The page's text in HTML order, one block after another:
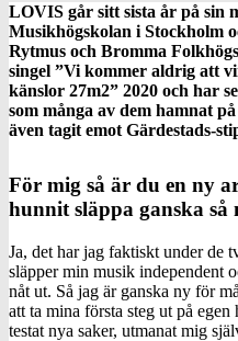
LOVIS går sitt sista år på sin
Musikhögskolan i Stockholm
Rytmus och Bromma
singel ”Vi kommer aldrig att
känslor 27m2” 2020 och har
som många av dem hamnat
även tagit emot Gärdestads-
För mig så är du en ny
hunnit släppa ganska så
Ja, det har jag faktiskt under de
släpper min musik independent
nåt ut. Så jag är ganska ny för
att ta mina första steg ut på
testat nya saker, utmanat mig